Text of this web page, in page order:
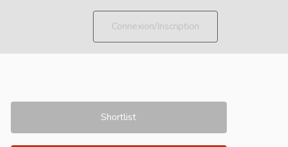
Connexion/Inscription
Shortlist